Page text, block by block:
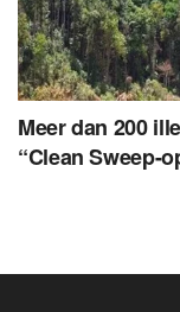
Meer dan 200
“Clean Sweep-